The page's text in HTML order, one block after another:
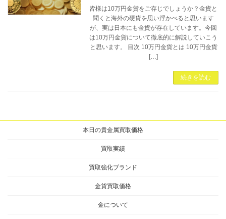
皆様は10万円金貨をご存じでしょうか？金貨と
聞くと海外の硬貨を思い浮かべると思います
が、実は日本にも金貨が存在しています。今回
は10万円金貨について徹底的に解説していこう
と思います。 目次 10万円金貨とは 10万円金貨
[…]
続きを読む
本日の貴金属買取価格
買取実績
買取強化ブランド
金貨買取価格
金について